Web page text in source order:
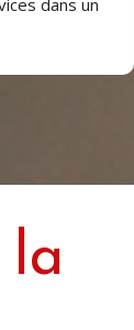
dans un
la